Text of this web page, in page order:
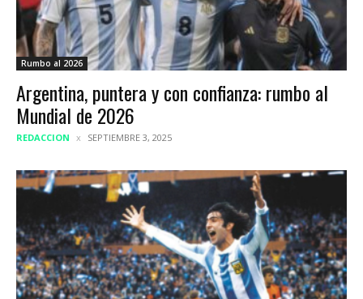
Rumbo al 2026
Argentina, puntera y con confianza: rumbo al
Mundial de 2026
REDACCION SEPTIEMBRE 3, 2025